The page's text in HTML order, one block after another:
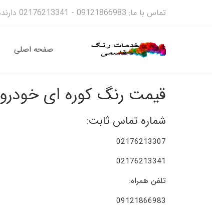
تماس با ما: 09121866983 - 02176213341 دارنده گواهینمانه ایزو 9001 و گواهینامه 14001
صفحه اصلی
قیمت رنگ کوره ای خودرو
شماره تماس ثابت:
02176213307
02176213341
تلفن همراه:
09121866983